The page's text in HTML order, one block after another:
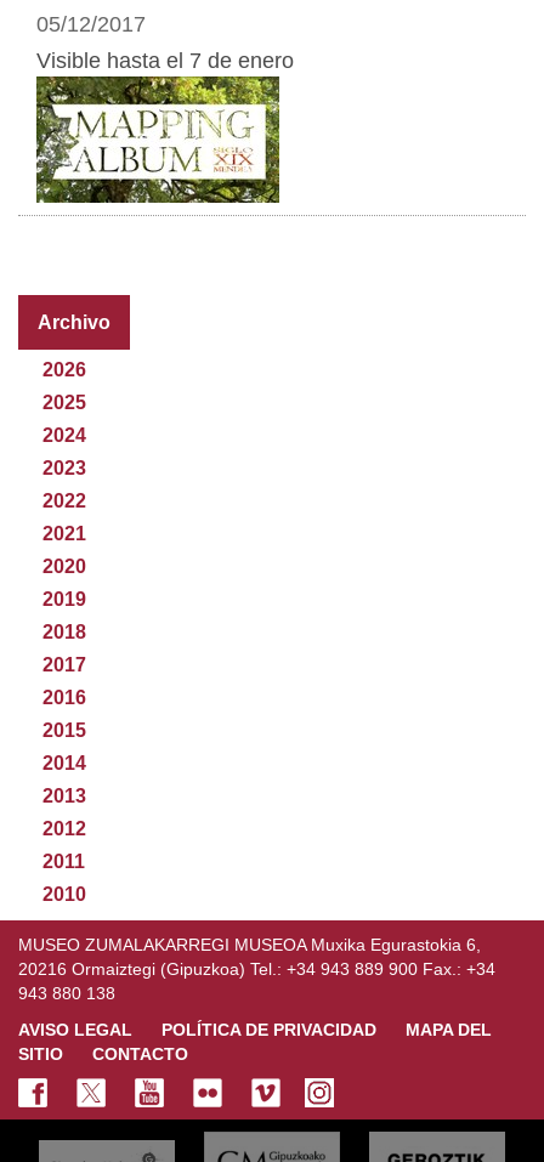
05/12/2017
Visible hasta el 7 de enero
Archivo
2026
2025
2024
2023
2022
2021
2020
2019
2018
2017
2016
2015
2014
2013
2012
2011
2010
MUSEO ZUMALAKARREGI MUSEOA Muxika Egurastokia 6,
20216 Ormaiztegi (Gipuzkoa) Tel.: +34 943 889 900 Fax.: +34
943 880 138
AVISO LEGAL
POLÍTICA DE PRIVACIDAD
MAPA DEL
SITIO
CONTACTO